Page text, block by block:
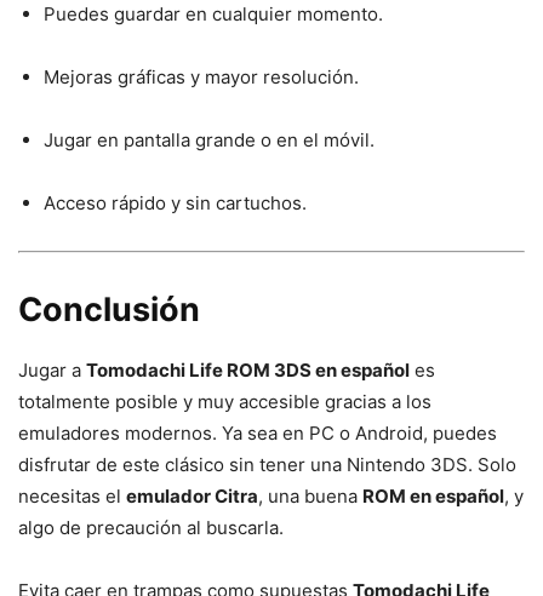
Puedes guardar en cualquier momento.
Mejoras gráficas y mayor resolución.
Jugar en pantalla grande o en el móvil.
Acceso rápido y sin cartuchos.
Conclusión
Jugar a Tomodachi Life ROM 3DS en español es
totalmente posible y muy accesible gracias a los
emuladores modernos. Ya sea en PC o Android, puedes
disfrutar de este clásico sin tener una Nintendo 3DS. Solo
necesitas el emulador Citra, una buena ROM en español, y
algo de precaución al buscarla.
Evita caer en trampas como supuestas Tomodachi Life